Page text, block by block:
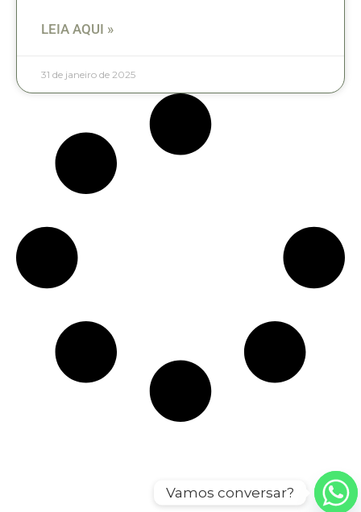
LEIA AQUI »
31 de janeiro de 2025
Vamos conversar?